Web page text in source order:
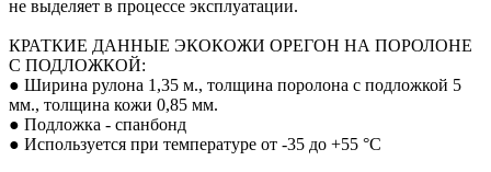
не выделяет в процессе эксплуатации.
КРАТКИЕ ДАННЫЕ ЭКОКОЖИ ОРЕГОН НА ПОРОЛОНЕ
С ПОДЛОЖКОЙ:
● Ширина рулона 1,35 м., толщина поролона с подложкой 5
мм., толщина кожи 0,85 мм.
● Подложка - спанбонд
● Используется при температуре от -35 до +55 °С